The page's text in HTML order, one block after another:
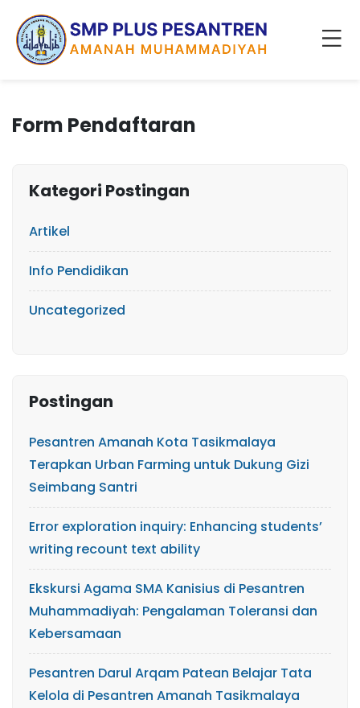
Form Pendaftaran
Kategori Postingan
Artikel
Info Pendidikan
Uncategorized
Postingan
Pesantren Amanah Kota Tasikmalaya
Terapkan Urban Farming untuk Dukung Gizi
Seimbang Santri
Error exploration inquiry: Enhancing students’
writing recount text ability
Ekskursi Agama SMA Kanisius di Pesantren
Muhammadiyah: Pengalaman Toleransi dan
Kebersamaan
Pesantren Darul Arqam Patean Belajar Tata
Kelola di Pesantren Amanah Tasikmalaya